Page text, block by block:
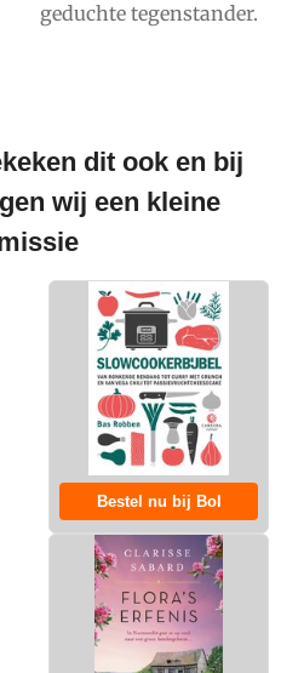
geduchte tegenstander.
dit ook en bij
wij een kleine
Bestel nu bij Bol